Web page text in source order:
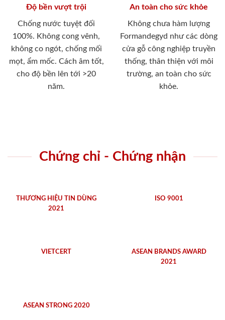
Độ bền vượt trội
Chống nước tuyệt đối
100%. Không cong vênh,
không co ngót, chống mối
mọt, ẩm mốc. Cách âm tốt,
cho độ bền lên tới >20
năm.
An toàn cho sức khỏe
Không chưa hàm lượng
Formandegyd như các dòng
cửa gỗ công nghiệp truyền
thống, thân thiện với môi
trường, an toàn cho sức
khỏe.
Chứng chỉ - Chứng nhận
THƯƠNG HIỆU TIN DÙNG
2021
ISO 9001
VIETCERT
ASEAN BRANDS AWARD
2021
ASEAN STRONG 2020